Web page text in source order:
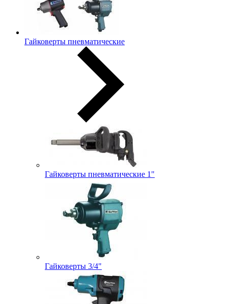
Гайковерты пневматические
Гайковерты пневматические 1"
Гайковерты 3/4"